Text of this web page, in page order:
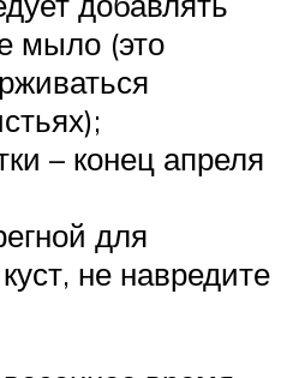
мыло (это
– конец апреля
для
не навредите